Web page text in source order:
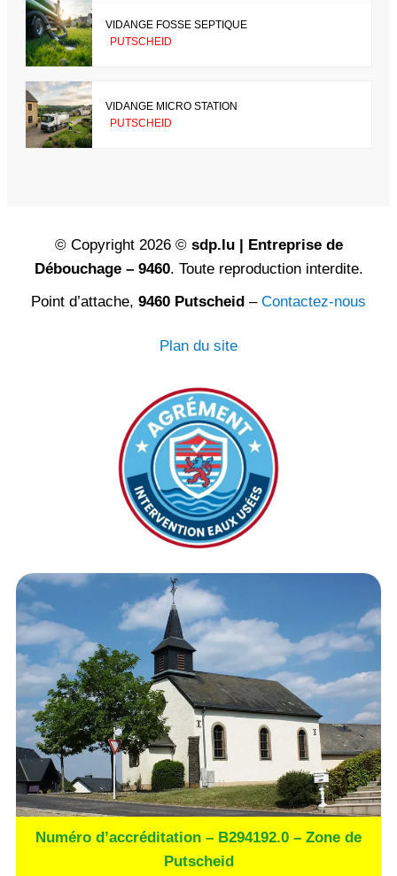
VIDANGE FOSSE SEPTIQUE
PUTSCHEID
VIDANGE MICRO STATION
PUTSCHEID
© Copyright 2026 © sdp.lu | Entreprise de
Débouchage – 9460. Toute reproduction interdite.
Point d’attache, 9460 Putscheid – Contactez-nous
Plan du site
Numéro d’accréditation – B294192.0 – Zone de
Putscheid